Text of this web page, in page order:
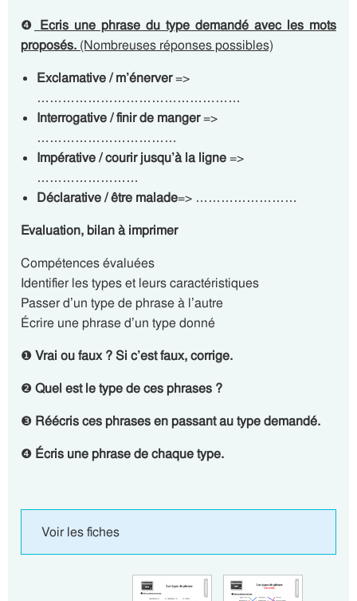
❹ Ecris une phrase du type demandé avec les mots
proposés. (Nombreuses réponses possibles)
Exclamative / m’énerver=>
…………………………………………
Interrogative / finir de manger=>
……………………………
Impérative / courir jusqu’à la ligne=>
……………………
Déclarative / être malade=> ……………………
Evaluation, bilan à imprimer
Compétences évaluées
Identifier les types et leurs caractéristiques
Passer d’un type de phrase à l’autre
Écrire une phrase d’un type donné
❶Vrai ou faux ? Si c’est faux, corrige.
❷Quel est le type de ces phrases ?
❸ Réécris ces phrases en passant au type demandé.
❹ Écris une phrase de chaque type.
Voir les fiches